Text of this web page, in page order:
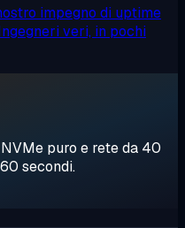
impegno di uptime
veri, in pochi
NVMe puro e rete da 40
secondi.